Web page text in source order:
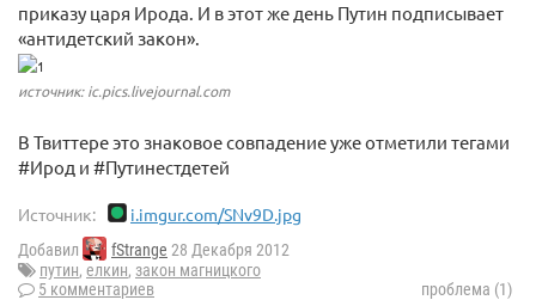
приказу царя Ирода. И в этот же день Путин подписывает
«антидетский закон».
источник: ic.pics.livejournal.com
В Твиттере это знаковое совпадение уже отметили тегами
#Ирод и #Путинестдетей
Источник: i.imgur.com/SNv9D.jpg
Добавил fStrange 28 Декабря 2012
путин, елкин, закон магницкого
5 комментариев
проблема (1)